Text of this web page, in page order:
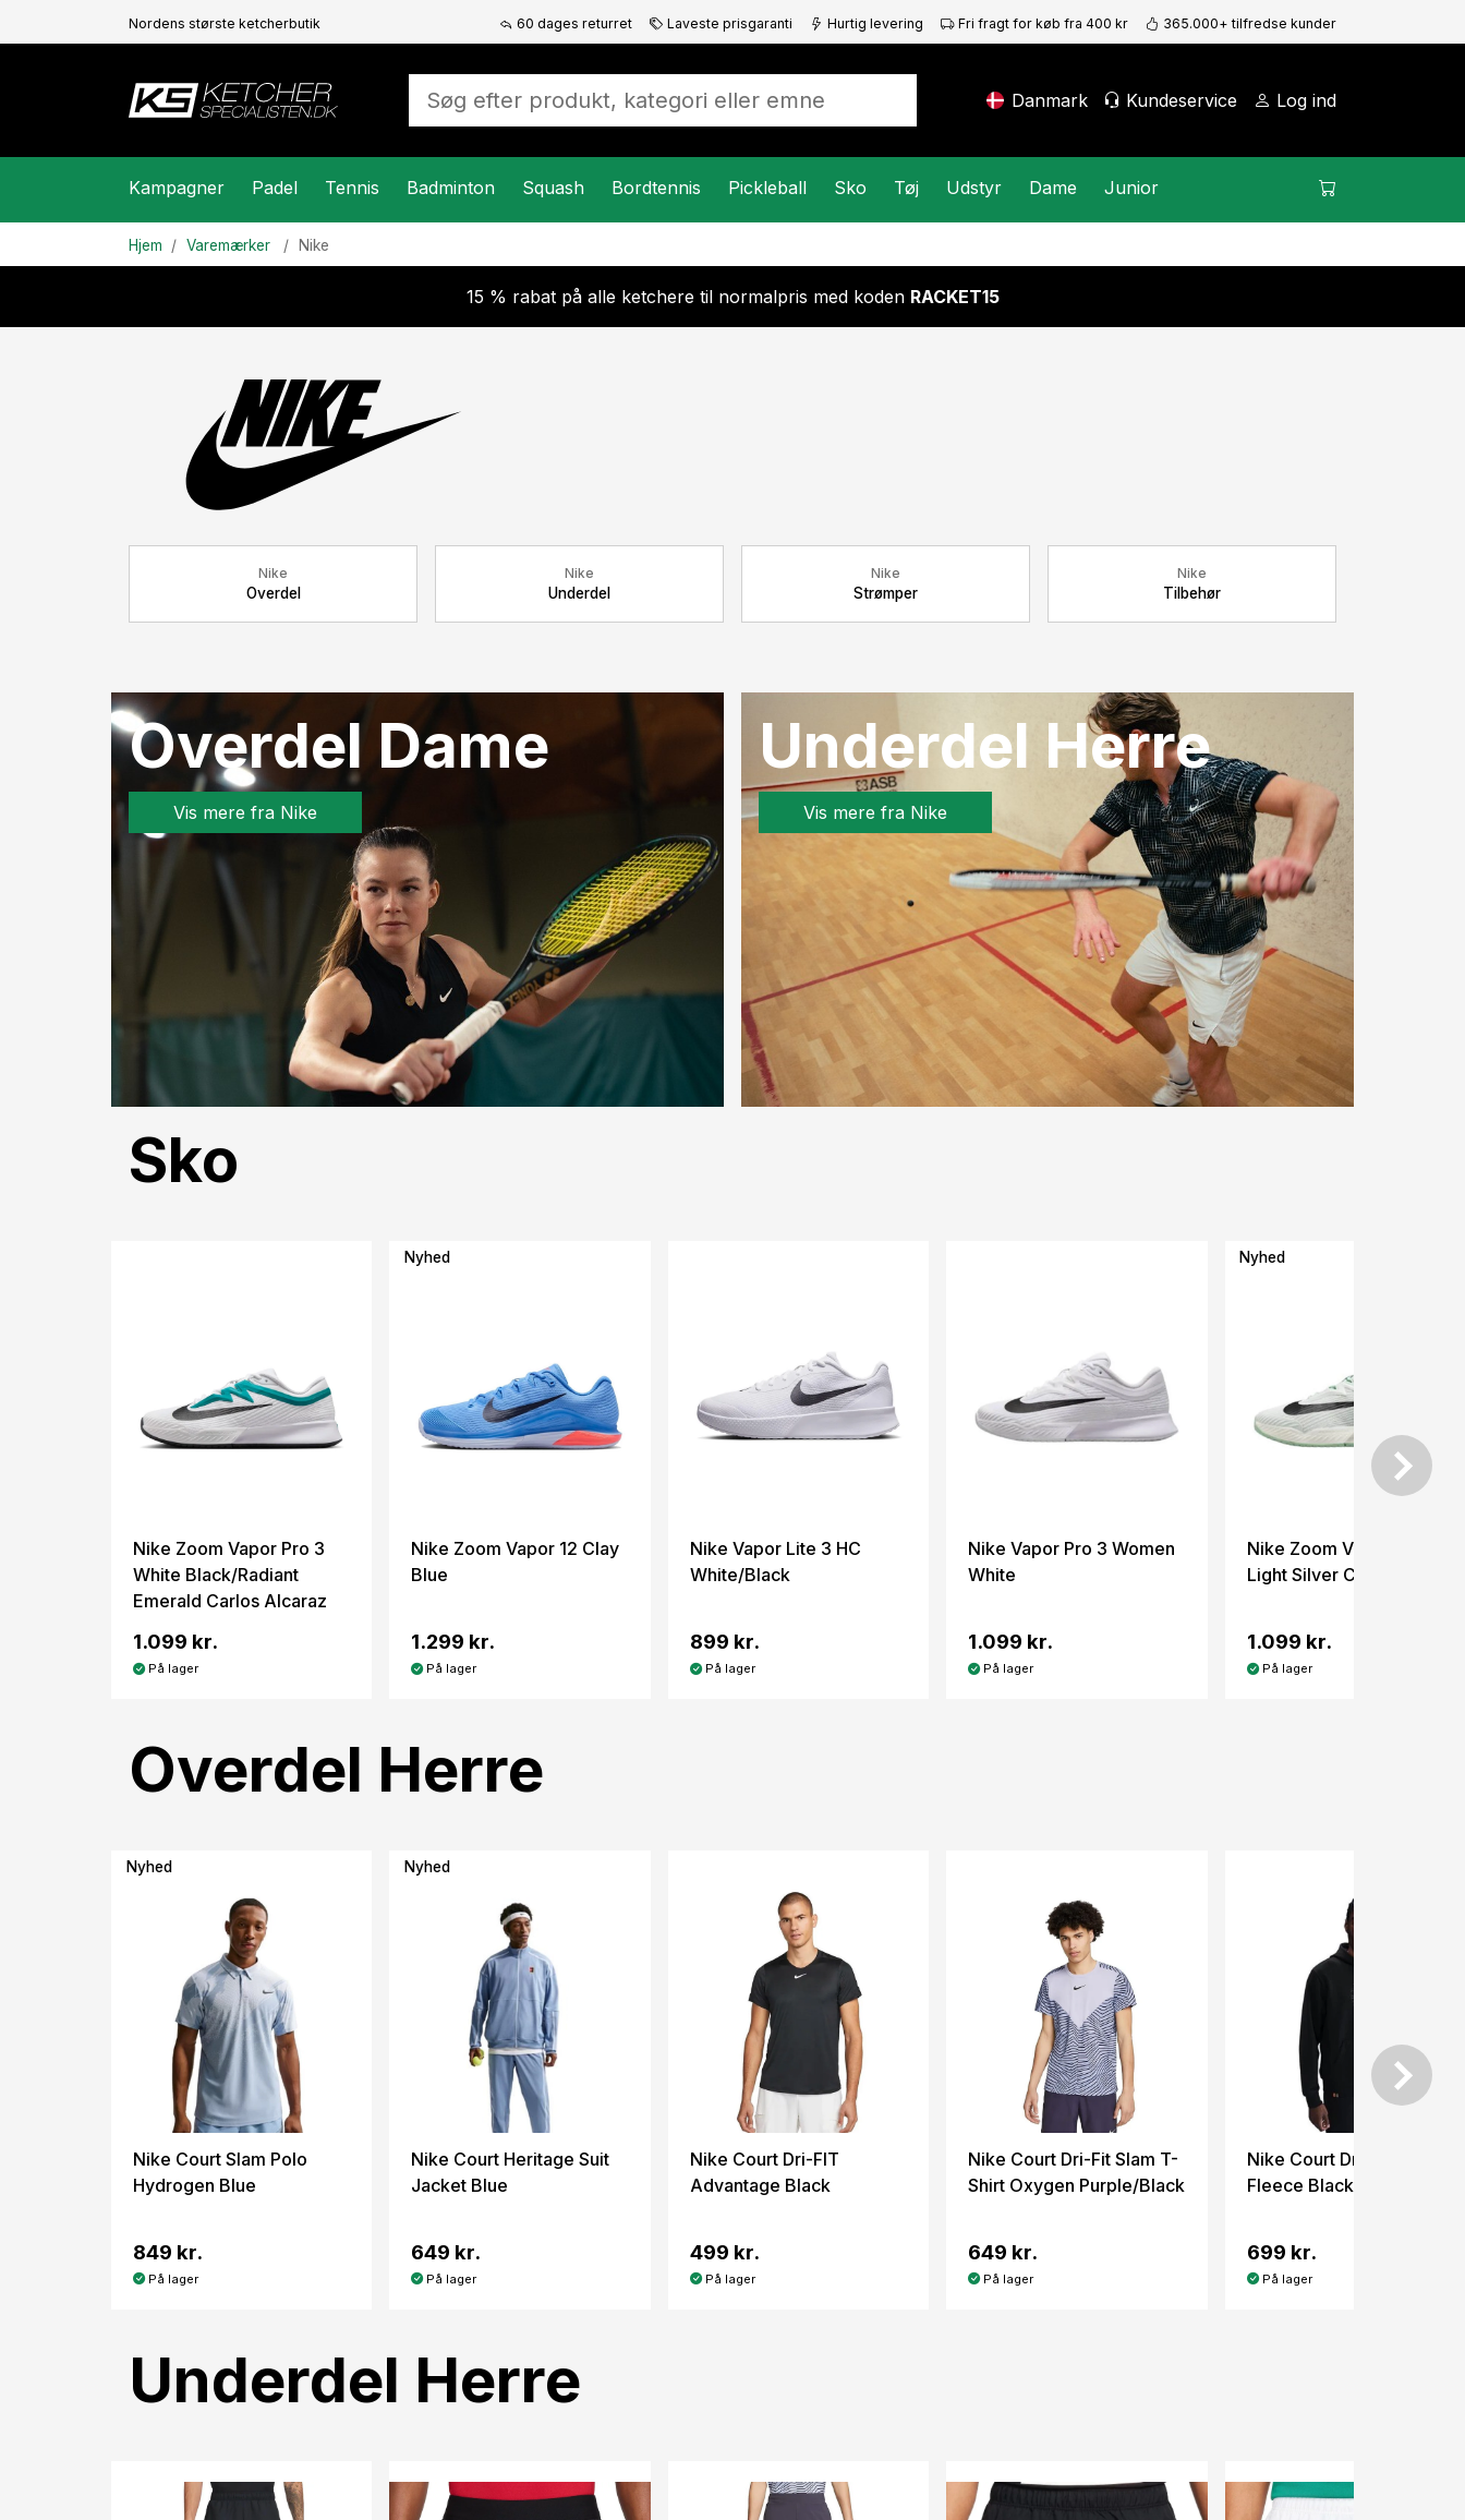
Nordens største ketcherbutik 60 dages returret Laveste prisgaranti Hurtig levering Fri fragt for køb fra 400 kr 365.000+ tilfredse kunder
Danmark Kundeservice Log ind
Kampagner Padel Tennis Badminton Squash Bordtennis Pickleball Sko Tøj Udstyr Dame Junior
Hjem Varemærker Nike
15 % rabat på alle ketchere til normalpris med koden RACKET15
Nike
Overdel
Nike
Underdel
Nike
Strømper
Nike
Tilbehør
Overdel Dame
Vis mere fra Nike
Underdel Herre
Vis mere fra Nike
Sko
Nike Zoom Vapor Pro 3
White Black/Radiant
Emerald Carlos Alcaraz
1.099 kr.
På lager
Nyhed
Nike Zoom Vapor 12 Clay
Blue
1.299 kr.
På lager
Nike Vapor Lite 3 HC
White/Black
899 kr.
På lager
Nike Vapor Pro 3 Women
White
1.099 kr.
På lager
Nyhed
Nike Zoom Vapor Pro 3
Light Silver Carlos Alcaraz
1.099 kr.
På lager
Overdel Herre
Nyhed
Nike Court Slam Polo
Hydrogen Blue
849 kr.
På lager
Nyhed
Nike Court Heritage Suit
Jacket Blue
649 kr.
På lager
Nike Court Dri-FIT
Advantage Black
499 kr.
På lager
Nike Court Dri-Fit Slam T-
Shirt Oxygen Purple/Black
649 kr.
På lager
Nike Court DriFit Heritage
Fleece Black/Anthracite
699 kr.
På lager
Underdel Herre